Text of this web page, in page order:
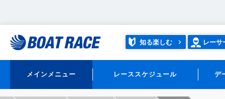
知る楽しむ レーサ
メインメニュー レーススケジュール デ